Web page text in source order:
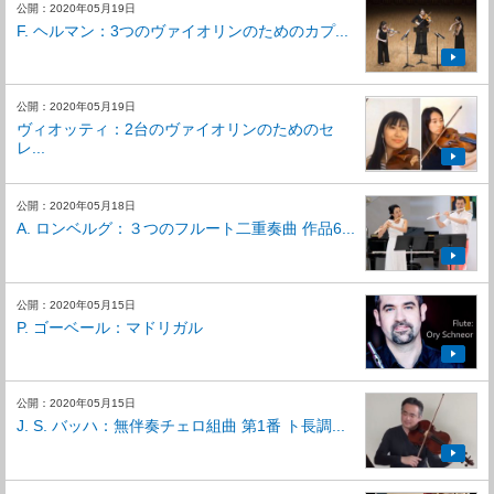
公開：2020年05月19日
F. ヘルマン：3つのヴァイオリンのためのカプ...
公開：2020年05月19日
ヴィオッティ：2台のヴァイオリンのためのセ
レ...
公開：2020年05月18日
A. ロンベルグ：３つのフルート二重奏曲 作品6...
公開：2020年05月15日
P. ゴーベール：マドリガル
公開：2020年05月15日
J. S. バッハ：無伴奏チェロ組曲 第1番 ト長調...